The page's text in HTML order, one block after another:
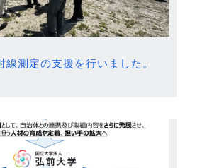
線測定の支援を行いました。